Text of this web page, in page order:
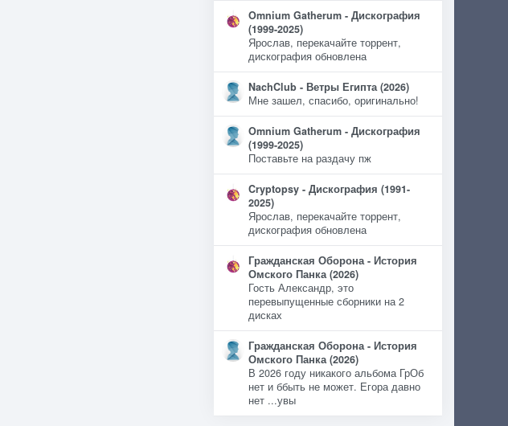
Omnium Gatherum - Дискография
(1999-2025)
Ярослав, перекачайте торрент,
дискография обновлена
NachClub - Ветры Египта (2026)
Мне зашел, спасибо, оригинально!
Omnium Gatherum - Дискография
(1999-2025)
Поставьте на раздачу пж
Cryptopsy - Дискография (1991-
2025)
Ярослав, перекачайте торрент,
дискография обновлена
Гражданская Оборона - История
Омского Панка (2026)
Гость Александр, это
перевыпущенные сборники на 2
дисках
Гражданская Оборона - История
Омского Панка (2026)
В 2026 году никакого альбома ГрОб
нет и ббыть не может. Егора давно
нет ...увы